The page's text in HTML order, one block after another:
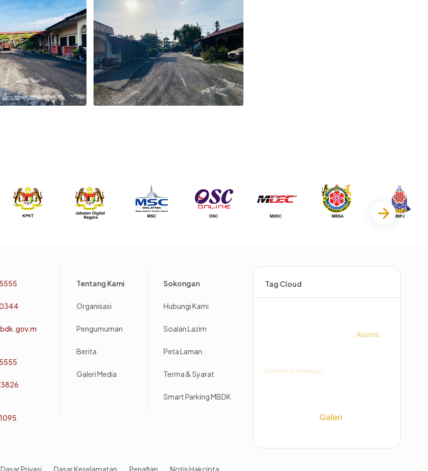
Tentang Kami
Organisasi
Pengumuman
Berita
Galeri Media
Sokongan
Hubungi Kami
Soalan Lazim
Peta Laman
Terma & Syarat
Smart Parking MBDK
Tag Cloud
Dasar Privasi Dasar Keselamatan Penafian Notis Hakcipta